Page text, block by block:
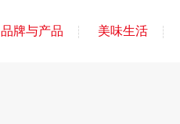
品牌与产品 美味生活